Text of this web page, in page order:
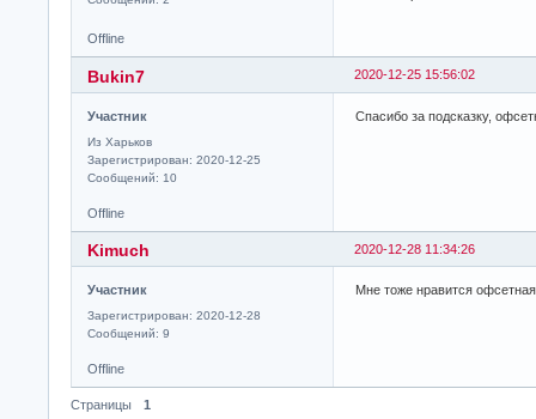
Offline
2020-12-25 15:56:02
Bukin7
Участник
Из Харьков
Зарегистрирован: 2020-12-25
Сообщений: 10
Спасибо за подсказку,
Offline
2020-12-28 11:34:26
Kimuch
Участник
Зарегистрирован: 2020-12-28
Сообщений: 9
Мне тоже нравится
Offline
Страницы 1